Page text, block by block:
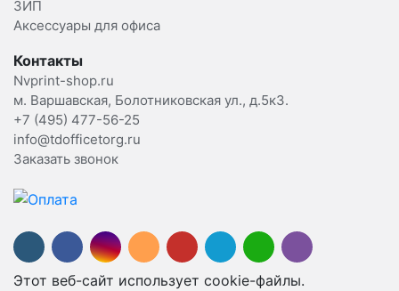
ЗИП
Аксессуары для офиса
Контакты
Nvprint-shop.ru
м. Варшавская, Болотниковская ул., д.5к3.
+7 (495) 477-56-25
info@tdofficetorg.ru
Заказать звонок
Этот веб-сайт использует cookie-файлы.